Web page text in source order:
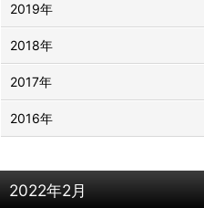
2022年2月
2019年
2018年
2017年
2016年